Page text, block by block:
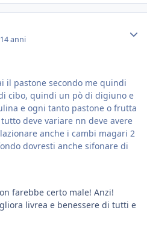
14 anni
il pastone secondo me quindi
cibo, quindi un pò di digiuno e
e ogni tanto pastone o frutta
deve variare nn deve avere
anche i cambi magari 2
dovresti anche sifonare di
farebbe certo male! Anzi!
livrea e benessere di tutti e